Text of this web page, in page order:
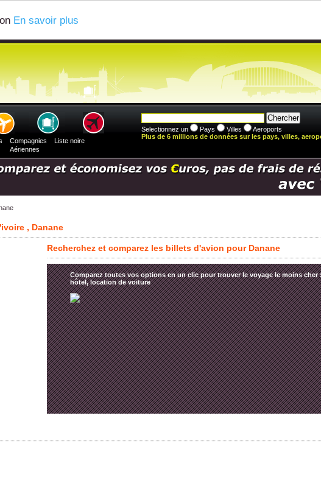
En savoir plus
Compagnies
Aériennes
Liste noire
Selectionnez un Pays Villes
Aeroports
Plus de 6 millions de données sur les pays, villes,
, Danane
Recherchez et comparez les billets d'avion pour Danane
Comparez toutes vos options en un clic pour trouver le voyage le moins
hôtel, location de voiture